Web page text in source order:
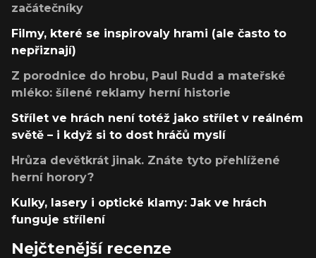
začátečníky
Filmy, které se inspirovaly hrami (ale často to
nepřiznají)
Z porodnice do hrobu, Paul Rudd a mateřské
mléko: šílené reklamy herní historie
Střílet ve hrách není totéž jako střílet v reálném
světě – i když si to dost hráčů myslí
Hrůza devětkrát jinak. Znáte tyto přehlížené
herní horory?
Kulky, lasery i optické klamy: Jak ve hrách
funguje střílení
Nejčtenější recenze